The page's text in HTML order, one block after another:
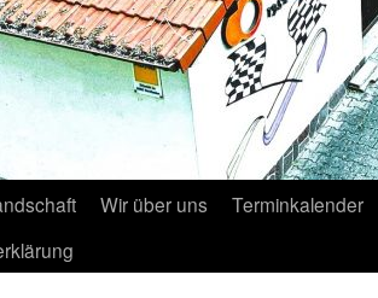
Wir über uns
Terminkalender